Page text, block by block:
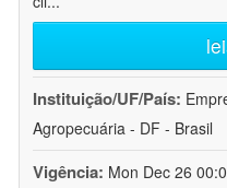
Instituição/UF/País:
Agropecuária - DF - Brasil
Vigência: Mon Dec 26